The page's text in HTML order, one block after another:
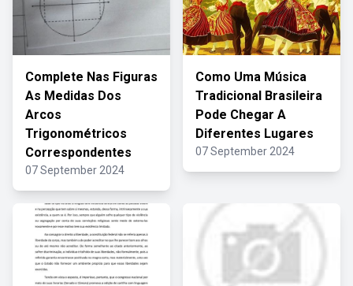
Complete Nas Figuras
As Medidas Dos
Arcos
Trigonométricos
Correspondentes
07 September 2024
Como Uma Música
Tradicional Brasileira
Pode Chegar A
Diferentes Lugares
07 September 2024